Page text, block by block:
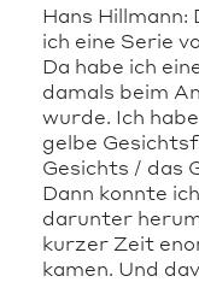
Hans Hillmann:
ich eine Serie
Da habe ich
damals beim
wurde. Ich
gelbe
Gesichts / das
Dann konnte
darunter
kurzer Zeit
kamen. Und